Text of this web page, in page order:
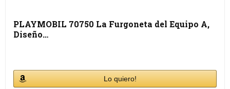
PLAYMOBIL 70750 La Furgoneta del Equipo A,
Diseño…
Lo quiero!